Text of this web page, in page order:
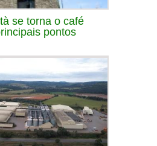
se torna o café
pontos